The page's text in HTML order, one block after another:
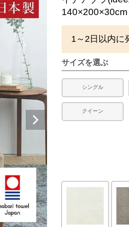
140×200×30cm
1～2日以内に
サイズを選ぶ
シングル
クイーン